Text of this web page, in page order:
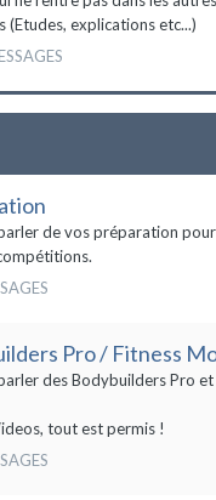
(Etudes, explications etc...)
de vos préparation
Pro / Fitness
des Bodybuilders Pro et
tout est permis !